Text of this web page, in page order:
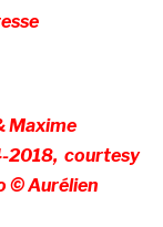
Maxime
2018, courtesy
© Aurélien